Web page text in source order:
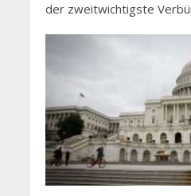
der zweitwichtigste